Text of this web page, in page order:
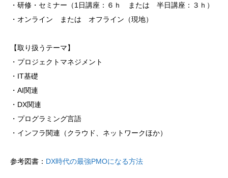
・研修・セミナー（1日講座：６ｈ または 半日講座：３ｈ）
・オンライン または オフライン（現地）
【取り扱うテーマ】
・プロジェクトマネジメント
・IT基礎
・AI関連
・DX関連
・プログラミング言語
・インフラ関連（クラウド、ネットワークほか）
参考図書： DX時代の最強PMOになる方法